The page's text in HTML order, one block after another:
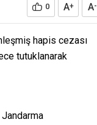
0 A+ A-
hapis cezası
tutuklanarak